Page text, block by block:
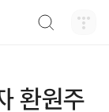
환원주